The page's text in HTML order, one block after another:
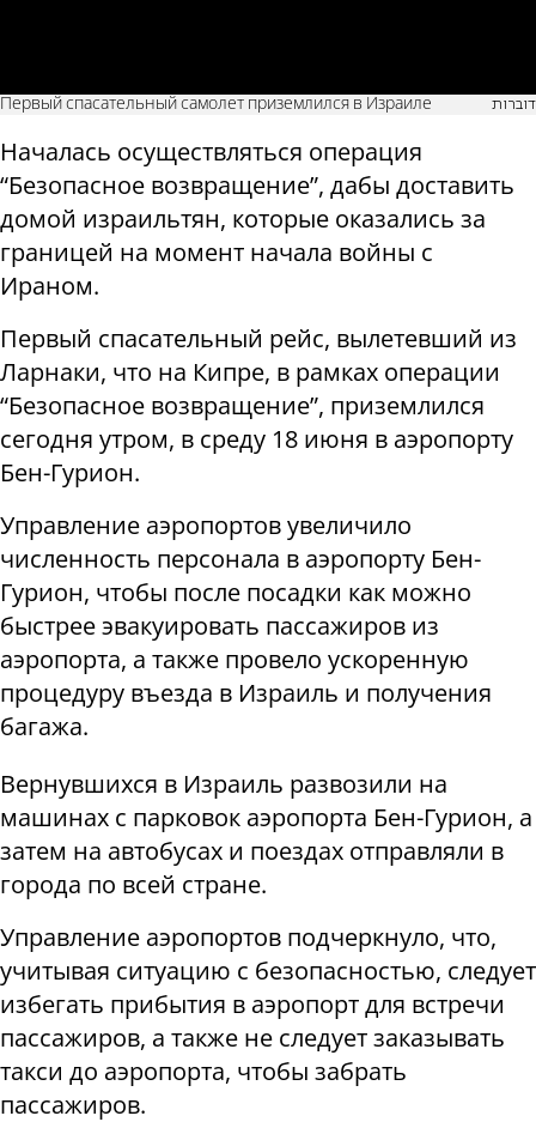
Первый спасательный самолет приземлился в Израиле דוברות
Началась осуществляться операция
“Безопасное возвращение”, дабы доставить
домой израильтян, которые оказались за
границей на момент начала войны с
Ираном.
Первый спасательный рейс, вылетевший из
Ларнаки, что на Кипре, в рамках операции
“Безопасное возвращение”, приземлился
сегодня утром, в среду 18 июня в аэропорту
Бен-Гурион.
Управление аэропортов увеличило
численность персонала в аэропорту Бен-
Гурион, чтобы после посадки как можно
быстрее эвакуировать пассажиров из
аэропорта, а также провело ускоренную
процедуру въезда в Израиль и получения
багажа.
Вернувшихся в Израиль развозили на
машинах с парковок аэропорта Бен-Гурион, а
затем на автобусах и поездах отправляли в
города по всей стране.
Управление аэропортов подчеркнуло, что,
учитывая ситуацию с безопасностью, следует
избегать прибытия в аэропорт для встречи
пассажиров, а также не следует заказывать
такси до аэропорта, чтобы забрать
пассажиров.